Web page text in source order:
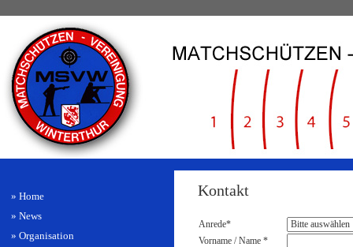
» Home
» News
» Organisation
Kontakt
Anrede*
Vorname / Name *